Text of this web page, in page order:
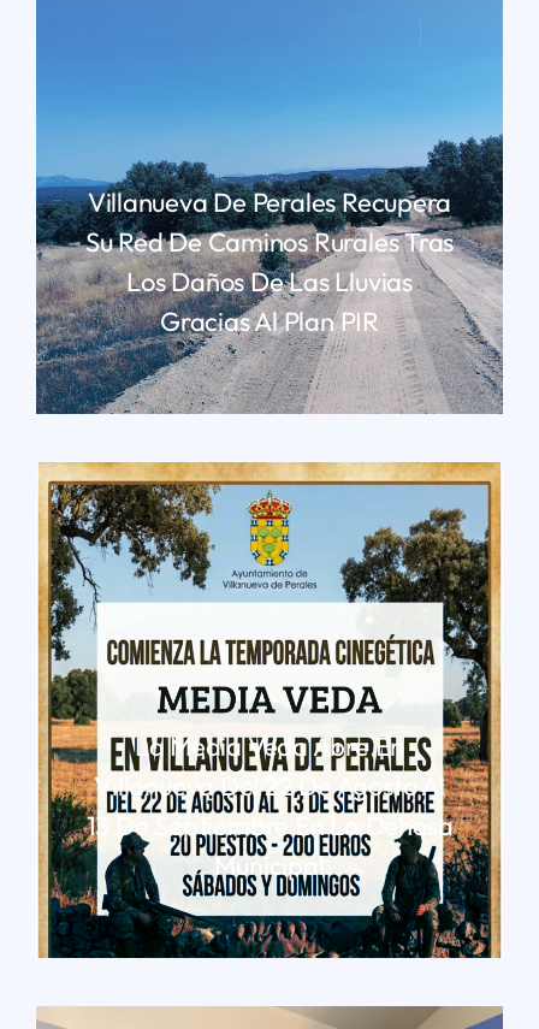
Villanueva De Perales Recupera
Su Red De Caminos Rurales Tras
Los Daños De Las Lluvias
Gracias Al Plan PIR
LEER MÁS
La Media Veda Abre En
Villanueva Del 22 De Agosto Al
13 De Septiembre En La Dehesa
Municipal
LEER MÁS